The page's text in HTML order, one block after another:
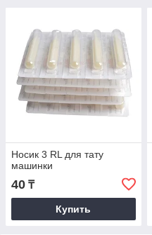
Носик 3 RL для тату
машинки
40 ₸
Купить